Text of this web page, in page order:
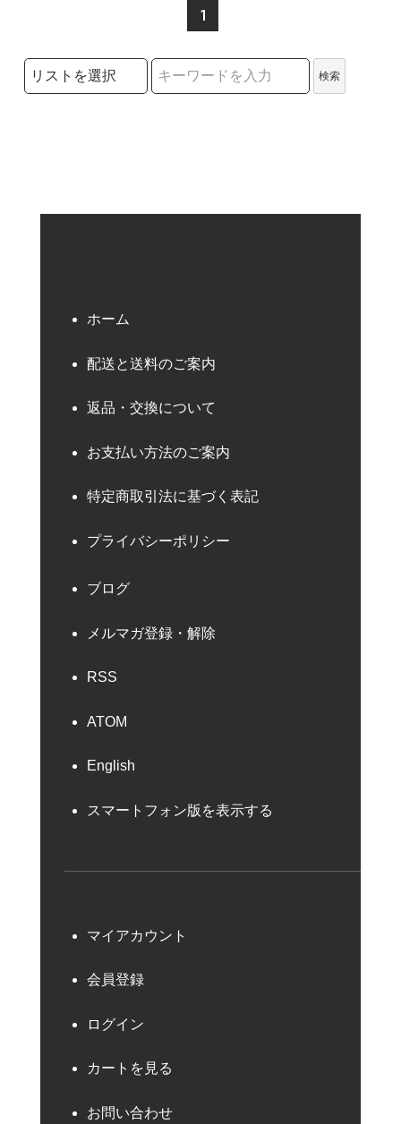
1
検索リストの選択
検索
ホーム
配送と送料のご案内
返品・交換について
お支払い方法のご案内
特定商取引法に基づく表記
プライバシーポリシー
ブログ
メルマガ登録・解除
RSS
ATOM
English
スマートフォン版を表示する
マイアカウント
会員登録
ログイン
カートを見る
お問い合わせ